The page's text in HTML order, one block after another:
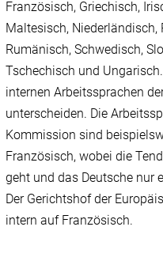
Französisch, Griechisch,
Maltesisch,
Rumänisch, Schwedisch,
Tschechisch und
internen Arbeitssprachen
unterscheiden. Die
Kommission sind
Französisch, wobei die
geht und das Deutsche nur
Der Gerichtshof der
intern auf Französisch.